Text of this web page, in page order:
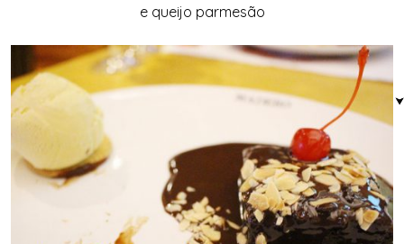
e queijo parmesão